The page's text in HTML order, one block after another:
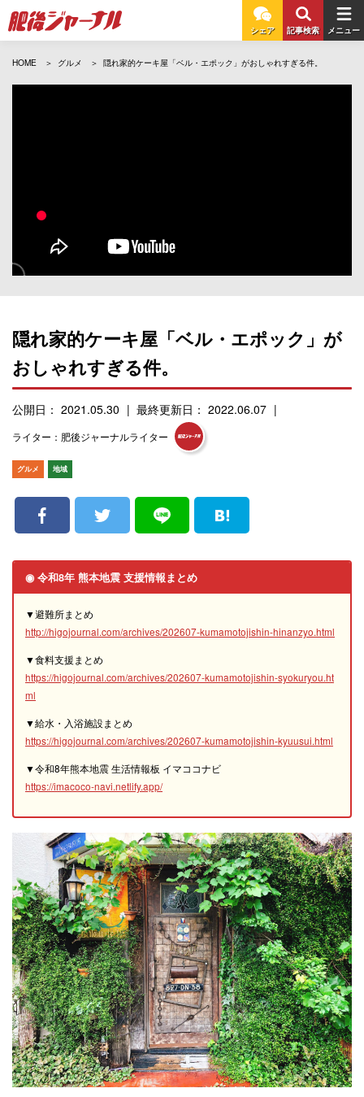
シェア 記事検索 メニュー
HOME グルメ 隠れ家的ケーキ屋「ベル・エポック」がおしゃれすぎる件。
隠れ家的ケーキ屋「ベル・エポック」が
おしゃれすぎる件。
公開日： 2021.05.30 最終更新日： 2022.06.07
ライター：肥後ジャーナルライター
グルメ 地域
◉ 令和8年 熊本地震 支援情報まとめ
▼避難所まとめ
http://higojournal.com/archives/202607-kumamotojishin-hinanzyo.html
▼食料支援まとめ
https://higojournal.com/archives/202607-kumamotojishin-syokuryou.ht
ml
▼給水・入浴施設まとめ
https://higojournal.com/archives/202607-kumamotojishin-kyuusui.html
▼令和8年熊本地震 生活情報板 イマココナビ
https://imacoco-navi.netlify.app/